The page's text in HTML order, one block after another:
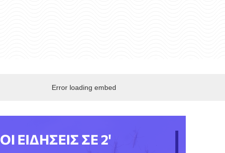
Error loading embed
ΟΙ ΕΙΔΗΣΕΙΣ ΣΕ 2'